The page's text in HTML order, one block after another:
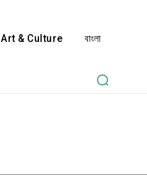
Art & Culture বাংলা